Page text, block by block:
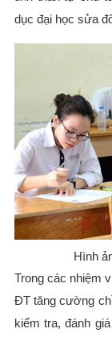
dục đại học sửa
Hình
Trong các nhiệm
ĐT tăng cường
kiểm tra, đánh